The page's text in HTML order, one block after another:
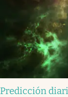
Predicción